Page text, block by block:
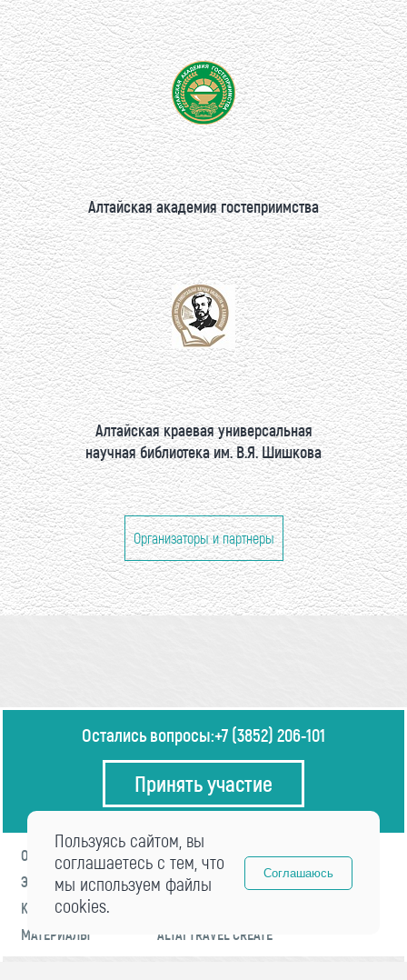
Алтайская академия гостеприимства
Алтайская краевая универсальная
научная библиотека им. В.Я. Шишкова
Организаторы и партнеры
Остались вопросы:+7 (3852) 206-101
Принять участие
О ФОРУМЕ
ПРОГРАММА
ЭКСПЕРТЫ
НОВОСТИ
КОНТАКТЫ
МАТЕРИАЛЫ
ALTAI TRAVEL CREATE
Пользуясь сайтом, вы
соглашаетесь с тем, что
мы используем файлы
cookies.
Соглашаюсь